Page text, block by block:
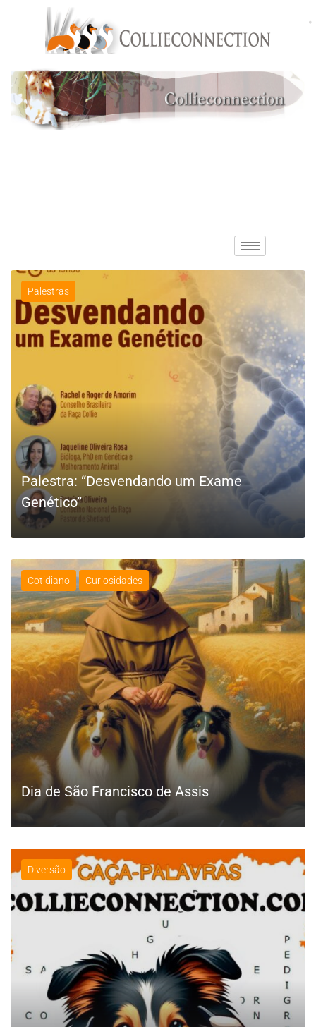
Palestras
Palestra: “Desvendando um Exame
Genético”
LEIA MAIS
Cotidiano Curiosidades
Dia de São Francisco de Assis
LEIA MAIS
Diversão